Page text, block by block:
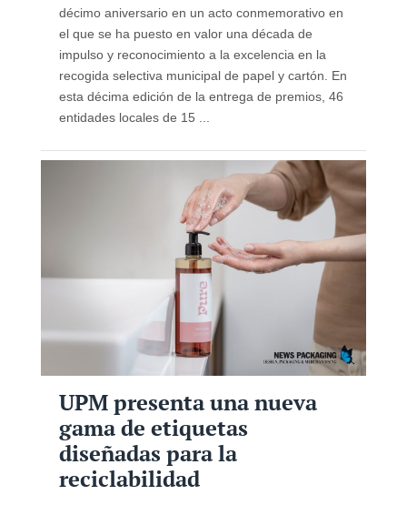
décimo aniversario en un acto conmemorativo en
el que se ha puesto en valor una década de
impulso y reconocimiento a la excelencia en la
recogida selectiva municipal de papel y cartón. En
esta décima edición de la entrega de premios, 46
entidades locales de 15 ...
UPM presenta una nueva
gama de etiquetas
diseñadas para la
reciclabilidad